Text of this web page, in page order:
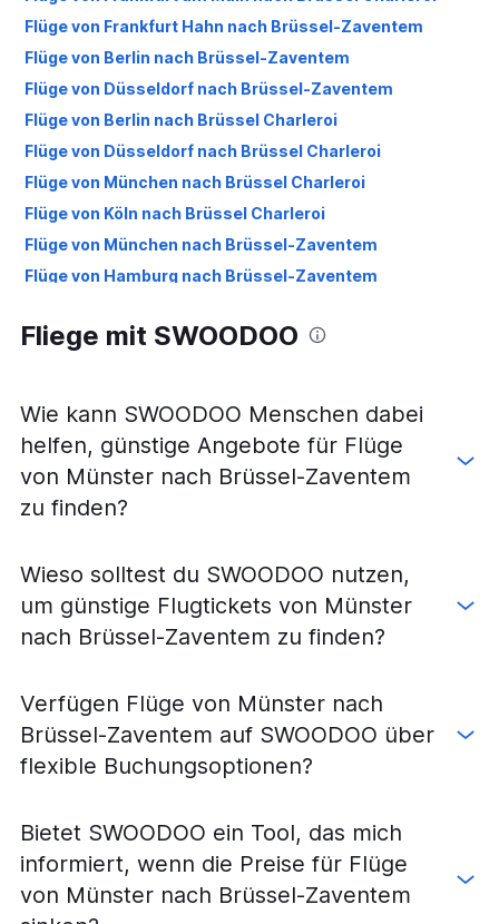
Flüge von Frankfurt Hahn nach Brüssel-Zaventem
Flüge von Berlin nach Brüssel-Zaventem
Flüge von Düsseldorf nach Brüssel-Zaventem
Flüge von Berlin nach Brüssel Charleroi
Flüge von Düsseldorf nach Brüssel Charleroi
Flüge von München nach Brüssel Charleroi
Flüge von Köln nach Brüssel Charleroi
Flüge von München nach Brüssel-Zaventem
Flüge von Hamburg nach Brüssel-Zaventem
Flüge von Stuttgart nach Brüssel-Zaventem
Flüge von Leipzig nach Brüssel-Zaventem
Flüge von Köln nach Brüssel-Zaventem
Flüge von Leipzig nach Brüssel Charleroi
Flüge von Bremen nach Brüssel Charleroi
Flüge von Dortmund nach Brüssel-Zaventem
Flüge von Dresden nach Brüssel-Zaventem
Flüge von Memmingen nach Brüssel Charleroi
Flüge von Dresden nach Brüssel Charleroi
Flüge von Paderborn nach Brüssel-Zaventem
Flüge von Friedrichshafen nach Brüssel Charleroi
Fliege mit SWOODOO
Wie kann SWOODOO Menschen dabei
helfen, günstige Angebote für Flüge
von Münster nach Brüssel-Zaventem
zu finden?
Wieso solltest du SWOODOO nutzen,
um günstige Flugtickets von Münster
nach Brüssel-Zaventem zu finden?
Verfügen Flüge von Münster nach
Brüssel-Zaventem auf SWOODOO über
flexible Buchungsoptionen?
Bietet SWOODOO ein Tool, das mich
informiert, wenn die Preise für Flüge
von Münster nach Brüssel-Zaventem